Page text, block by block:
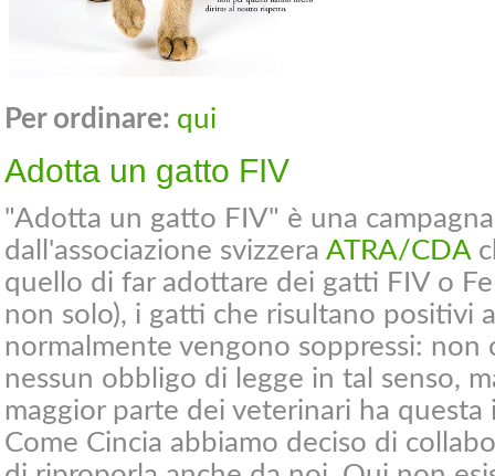
Per ordinare: qui
Adotta un gatto FIV
"Adotta un gatto FIV" è una
dall'associazione svizzera ATRA/CDA
quello di far adottare dei gatti FIV o
non solo), i gatti che risultano positivi
normalmente vengono soppressi: non
nessun obbligo di legge in tal senso,
maggior parte dei veterinari ha questa
Come Cincia abbiamo deciso di